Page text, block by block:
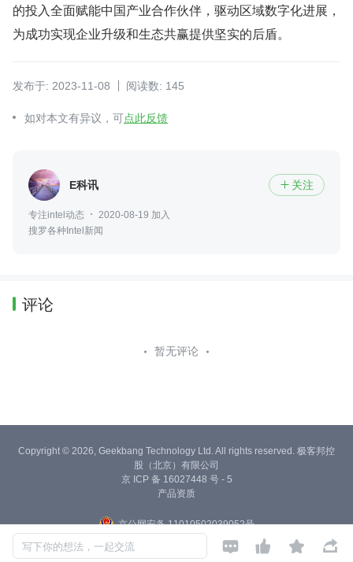
的投入全面赋能中国产业合作伙伴，驱动区域数字化进展，
为成功实现企业升级和生态共赢提供坚实的后盾。
发布于: 2023-11-08 阅读数: 145
如对本文有异议，可点此反馈
E科讯  关注
专注intel动态
2020-08-19 加入
搜罗各种Intel新闻
评论
暂无评论
写下你的想法，一起交流    
Copyright © 2026, Geekbang Technology Ltd. All rights reserved. 极客邦控
股（北京）有限公司
京 ICP 备 16027448 号 - 5
产品资质
京公网安备 11010502039052号